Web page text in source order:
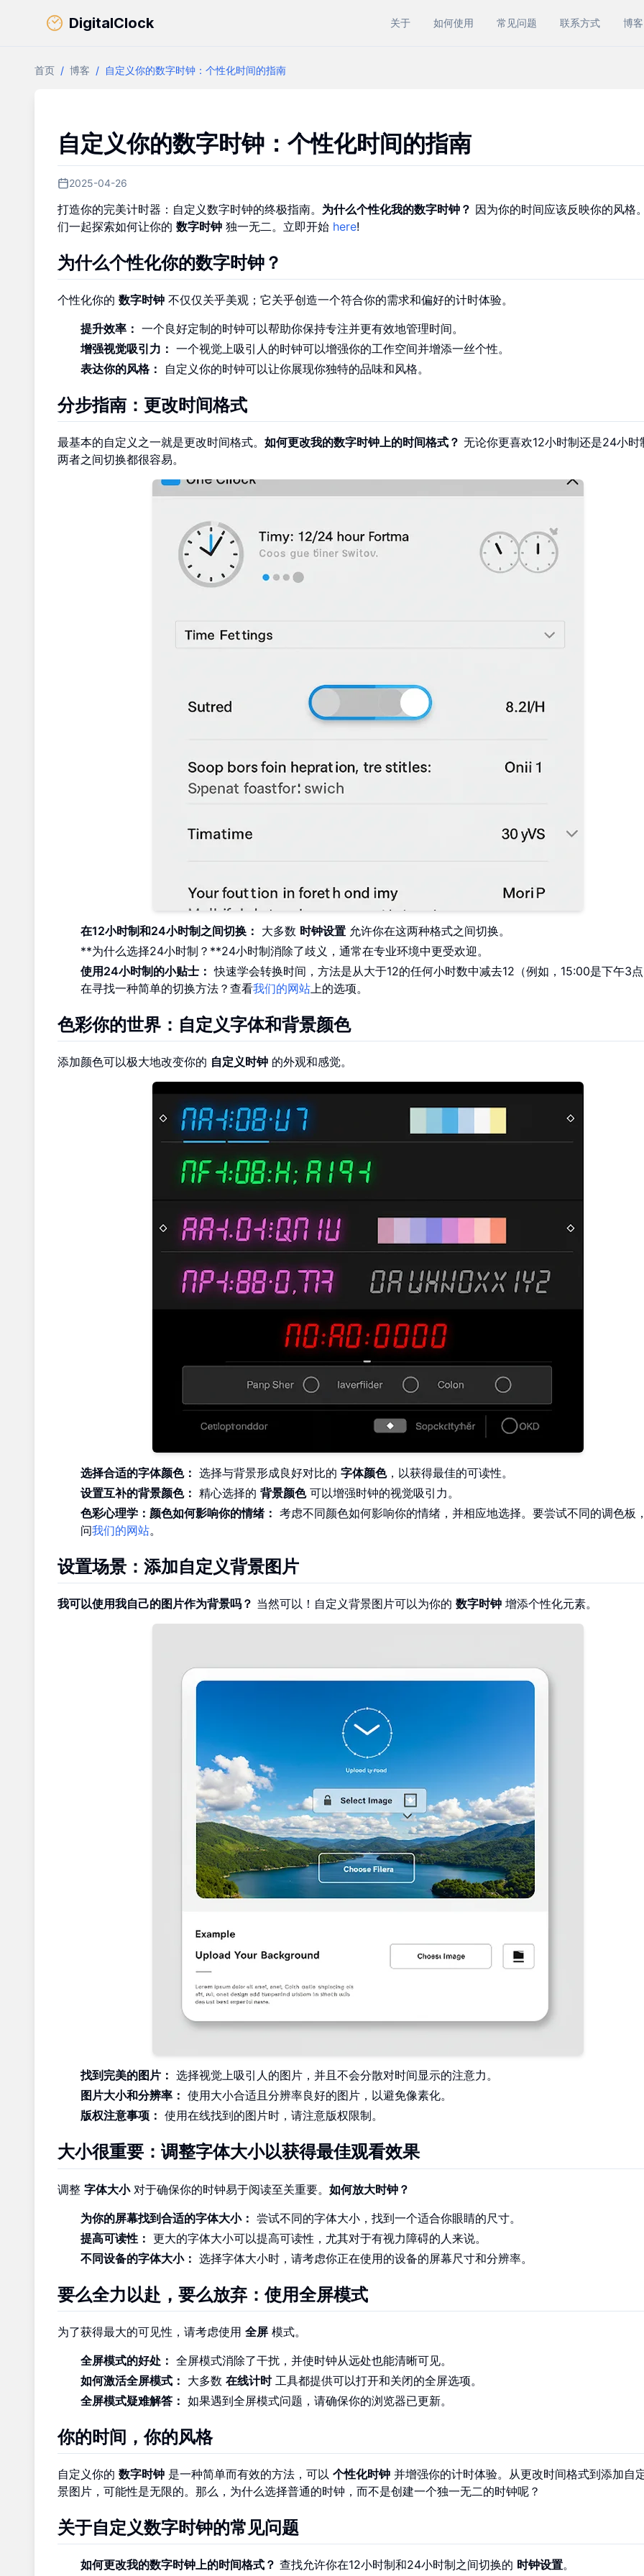
DigitalClock 关于 如何使用 常见问题 联系方式 博客
首页 / 博客 / 自定义你的数字时钟：个性化时间的指南
自定义你的数字时钟：个性化时间的指南
2025-04-26
打造你的完美计时器：自定义数字时钟的终极指南。 为什么个性化我的数字时钟？ 因为你的时间应该反映你的风格
们一起探索如何让你的 数字时钟 独一无二。立即开始 here!
为什么个性化你的数字时钟？
个性化你的 数字时钟 不仅仅关乎美观；它关乎创造一个符合你的需求和偏好的计时体验。
提升效率： 一个良好定制的时钟可以帮助你保持专注并更有效地管理时间。
增强视觉吸引力： 一个视觉上吸引人的时钟可以增强你的工作空间并增添一丝个性。
表达你的风格：
自定义你的时钟可以让你展现你独特的品味和风格。
分步指南：更改时间格式
最基本的自定义之一就是更改时间格式。 如何更改我的数字时钟上的时间格式？ 无论你更喜欢12小时制还是24小时
两者之间切换都很容易。
在12小时制和24小时制之间切换： 大多数 时钟设置 允许你在这两种格式之间切换。
**为什么选择24小时制？**24小时制消除了歧义，通常在专业环境中更受欢迎。
使用24小时制的小贴士： 快速学会转换时间，方法是从大于12的任何小时数中减去12（例如，15:00是下午3
在寻找一种简单的切换方法？查看我们的网站 上的选项。
色彩你的世界：自定义字体和背景颜色
添加颜色可以极大地改变你的 自定义时钟 的外观和感觉。
选择合适的字体颜色： 选择与背景形成良好对比的 字体颜色，以获得最佳的可读性。
设置互补的背景颜色： 精心选择的 背景颜色可以增强时钟的视觉吸引力。
色彩心理学：颜色如何影响你的情绪： 考虑不同颜色如何影响你的情绪，并相应地选择。要尝试不同的调色板
问我们的网站。
设置场景：添加自定义背景图片
我可以使用我自己的图片作为背景吗？ 当然可以！自定义背景图片可以为你的 数字时钟 增添个性化元素。
找到完美的图片： 选择视觉上吸引人的图片，并且不会分散对时间显示的注意力。
图片大小和分辨率： 使用大小合适且分辨率良好的图片，以避免像素化。
版权注意事项： 使用在线找到的图片时，请注意版权限制。
大小很重要：调整字体大小以获得最佳观看效果
调整 字体大小对于确保你的时钟易于阅读至关重要。 如何放大时钟？
为你的屏幕找到合适的字体大小： 尝试不同的字体大小，找到一个适合你眼睛的尺寸。
提高可读性： 更大的字体大小可以提高可读性，尤其对于有视力障碍的人来说。
不同设备的字体大小： 选择字体大小时，请考虑你正在使用的设备的屏幕尺寸和分辨率。
要么全力以赴，要么放弃：使用全屏模式
为了获得最大的可见性，请考虑使用 全屏 模式。
全屏模式的好处： 全屏模式消除了干扰，并使时钟从远处也能清晰可见。
如何激活全屏模式： 大多数 在线计时工具都提供可以打开和关闭的全屏选项。
全屏模式疑难解答： 如果遇到全屏模式问题，请确保你的浏览器已更新。
你的时间，你的风格
自定义你的 数字时钟 是一种简单而有效的方法，可以 个性化时钟 并增强你的计时体验。从更改时间格式到添加自
景图片，可能性是无限的。那么，为什么选择普通的时钟，而不是创建一个独一无二的时钟呢？
关于自定义数字时钟的常见问题
如何更改我的数字时钟上的时间格式？ 查找允许你在12小时制和24小时制之间切换的 时钟设置。